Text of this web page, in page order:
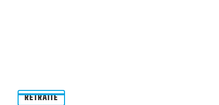
RETRAITE